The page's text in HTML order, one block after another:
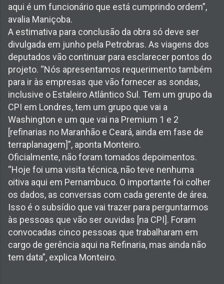
aqui é um funcionário que está cumprindo ordem”,
avalia Maniçoba.
A estimativa para conclusão da obra só deve ser
divulgada em junho pela Petrobras. As viagens dos
deputados vão continuar para esclarecer pontos do
projeto. “Nós apresentamos requerimento também
para ir às empresas que vão fornecer as sondas,
inclusive o Estaleiro Atlântico Sul. Tem um grupo da
CPI em Londres, tem um grupo que vai a
Washington e um que vai na Premium 1 e 2
[refinarias no Maranhão e Ceará, ainda em fase de
terraplanagem]”, aponta Monteiro.
Oficialmente, não foram tomados depoimentos.
“Hoje foi uma visita técnica, não teve nenhuma
oitiva aqui em Pernambuco. O importante foi colher
os dados, as conversas com cada gerente de área.
Isso é o subsídio que vai trazer para perguntarmos
às pessoas que vão ser ouvidas [na CPI]. Foram
convocadas cinco pessoas que trabalharam em
cargo de gerência aqui na Refinaria, mas ainda não
tem data”, explica Monteiro.